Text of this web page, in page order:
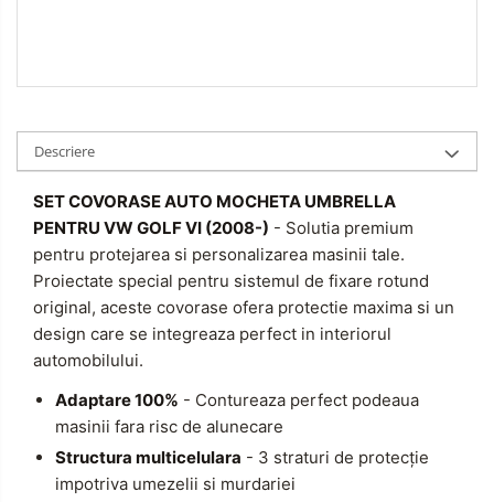
Descriere
SET COVORASE AUTO MOCHETA UMBRELLA
PENTRU VW GOLF VI (2008-) - Solutia premium
pentru protejarea si personalizarea masinii tale.
Proiectate special pentru sistemul de fixare rotund
original, aceste covorase ofera protectie maxima si un
design care se integreaza perfect in interiorul
automobilului.
Adaptare 100% - Contureaza perfect podeaua
masinii fara risc de alunecare
Structura multicelulara - 3 straturi de protecție
impotriva umezelii si murdariei